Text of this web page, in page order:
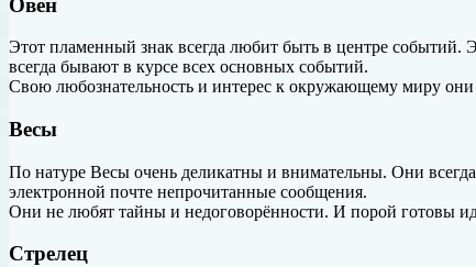
Этот пламенный знак всегда любит быть в центре событий.
всегда бывают в курсе всех основных событий.
Свою любознательность и интерес к окружающему миру
Весы
По натуре Весы очень деликатны и внимательны. Они
электронной почте непрочитанные сообщения.
Они не любят тайны и недоговорённости. И порой готовы
Стрелец